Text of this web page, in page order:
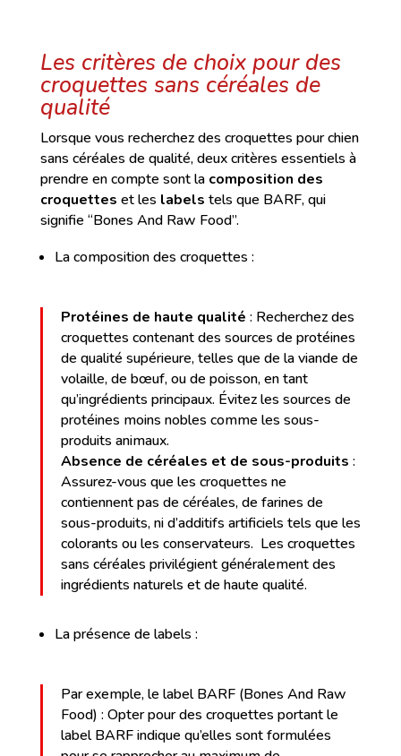
Les critères de choix pour des
croquettes sans céréales de
qualité
Lorsque vous recherchez des croquettes pour chien
sans céréales de qualité, deux critères essentiels à
prendre en compte sont la composition des
croquettes et les labels tels que BARF, qui
signifie “Bones And Raw Food”.
La composition des croquettes :
Protéines de haute qualité : Recherchez des
croquettes contenant des sources de protéines
de qualité supérieure, telles que de la viande de
volaille, de bœuf, ou de poisson, en tant
qu’ingrédients principaux. Évitez les sources de
protéines moins nobles comme les sous-
produits animaux.
Absence de céréales et de sous-produits :
Assurez-vous que les croquettes ne
contiennent pas de céréales, de farines de
sous-produits, ni d’additifs artificiels tels que les
colorants ou les conservateurs. Les croquettes
sans céréales privilégient généralement des
ingrédients naturels et de haute qualité.
La présence de labels :
Par exemple, le label BARF (Bones And Raw
Food) : Opter pour des croquettes portant le
label BARF indique qu’elles sont formulées